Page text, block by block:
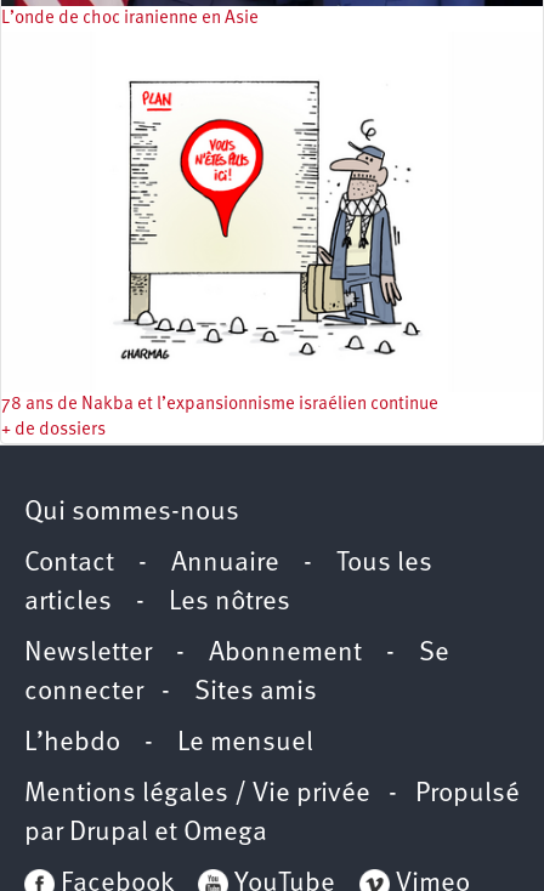
L’onde de choc iranienne en Asie
78 ans de Nakba et l’expansionnisme israélien continue
+ de dossiers
Qui sommes-nous
Contact - Annuaire -
Tous les
articles - Les nôtres
Newsletter- Abonnement - Se
connecter- Sites amis
L’hebdo - Le mensuel
Mentions légales / Vie privée - Propulsé
par Drupal et Omega
Facebook
YouTube Vimeo